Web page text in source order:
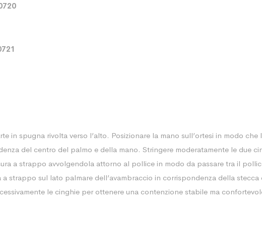
in spugna rivolta verso l’alto. Posizionare la mano sull’ortesi in modo
del centro del palmo e della mano. Stringere moderatamente le due
a strappo avvolgendola attorno al pollice in modo da passare tra il
a strappo sul lato palmare dell’avambraccio in corrispondenza della
le cinghie per ottenere una contenzione stabile ma